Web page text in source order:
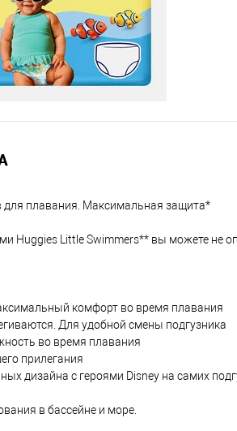
для плавания. Максимальная защита*
Huggies Little Swimmers** вы можете не
комфорт во время плавания
Для удобной смены подгузника
во время плавания
прилегания
дизайна с героями Disney на самих
в бассейне и море.